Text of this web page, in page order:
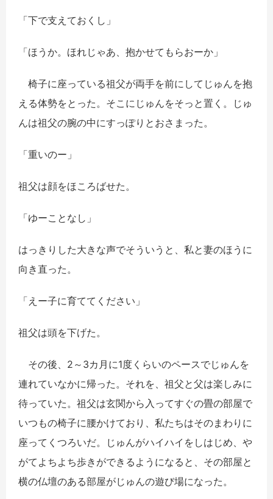
「下で支えておくし」
「ほうか。ほれじゃあ、抱かせてもらおーか」
椅子に座っている祖父が両手を前にしてじゅんを抱
える体勢をとった。そこにじゅんをそっと置く。じゅ
んは祖父の腕の中にすっぽりとおさまった。
「重いのー」
祖父は顔をほころばせた。
「ゆーことなし」
はっきりした大きな声でそういうと、私と妻のほうに
向き直った。
「えー子に育ててください」
祖父は頭を下げた。
その後、2～3カ月に1度くらいのペースでじゅんを
連れていなかに帰った。それを、祖父と父は楽しみに
待っていた。祖父は玄関から入ってすぐの畳の部屋で
いつもの椅子に腰かけており、私たちはそのまわりに
座ってくつろいだ。じゅんがハイハイをしはじめ、や
がてよちよち歩きができるようになると、その部屋と
横の仏壇のある部屋がじゅんの遊び場になった。